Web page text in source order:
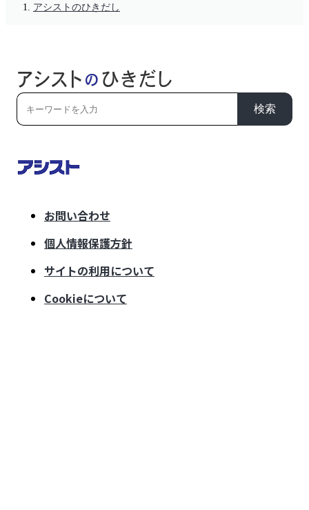
アシストのひきだし
検索
お問い合わせ
個人情報保護方針
サイトの利用について
Cookieについて